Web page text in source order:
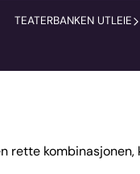
TEATERBANKEN UTLEIE
rette kombinasjonen,